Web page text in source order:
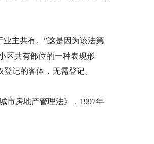
主共有。”这是因为该法第
区共有部位的一种表现形
记的客体，无需登记。
市房地产管理法》，1997年